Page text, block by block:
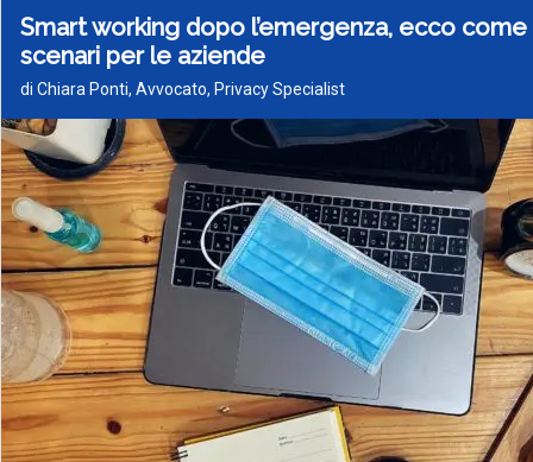
Smart working dopo l’emergenza, ecco come
scenari per le aziende
di Chiara Ponti, Avvocato, Privacy Specialist